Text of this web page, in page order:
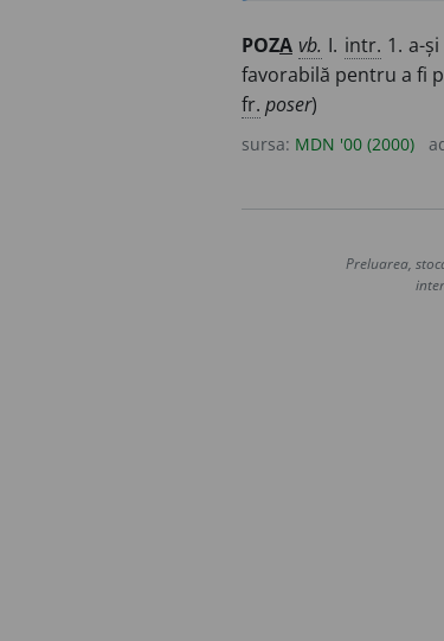
POZA vb. I. intr. 1. a-
favorabilă pentru a fi
fr. poser)
sursa: MDN '00 (2000)
Preluarea,